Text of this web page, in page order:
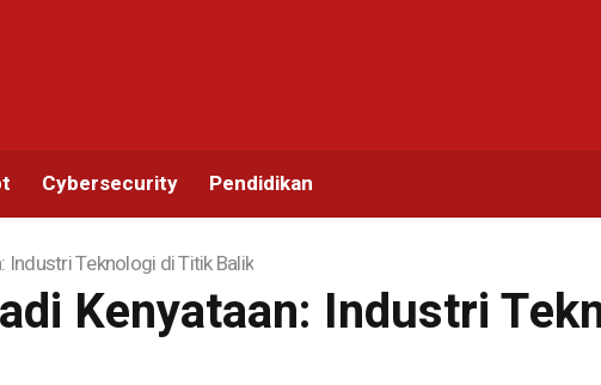
Cybersecurity Pendidikan
Industri Teknologi di Titik Balik
Kenyataan: Industri